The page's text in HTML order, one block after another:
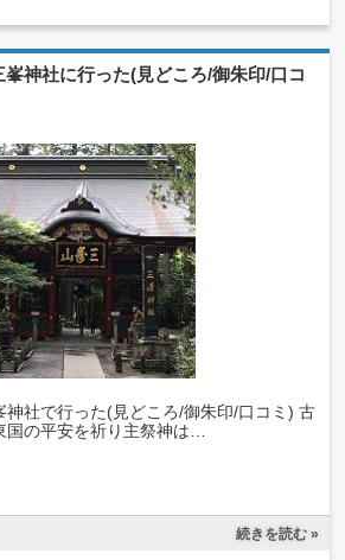
神社で行った(見どころ/御朱印/口コミ) 古
国の平安を祈り主祭神は…
続きを読む »